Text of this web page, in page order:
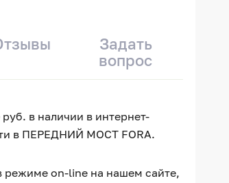
Задать
вопрос
в наличии в интернет-
в ПЕРЕДНИЙ МОСТ FORA.
режиме on-line на нашем сайте,